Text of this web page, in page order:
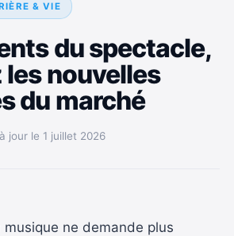
& VIE
du spectacle,
nouvelles
du marché
jour le 1 juillet 2026
musique ne demande plus